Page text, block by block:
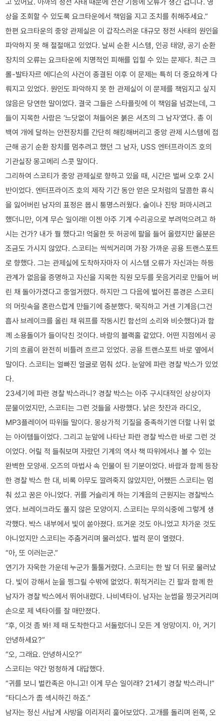
고 있어요. 아까의 정전 사태 때문에 전산 기능에 오류가 생긴 겁니다. 영
상을 조회할 수 있도록 요크타운에서 책임을 지고 조치를 취해주세요.”
한편 요크타운의 중앙 관제실은 이 갑작스러운 대규모 정전 사태의 원인을
파악하지 못 해 절절매고 있었다. 날씨 순환 시스템, 인공 태양, 공기 순환
장치의 오류는 요크타운에 치명적인 피해를 입힐 수 있는 문제다. 최근 크
롤-발타자르 에디슨의 사건이 종결된 이후 이 문제는 특히 더 중요하게 다
뤄지고 있었다. 원인도 파악하지 못 한 관제실이 이 문제를 책임지고 싶지
않음은 당연한 말이었다. 결국 그들은 스타플릿에 이 책임을 넘겼는데, 그
들이 지목한 사람은 ‘느닷없이 쳐들어온 붉은 셔츠의 그 남자’였다. 총 이
백여 개에 달하는 안전장치를 간단히 해킹해버리고 중앙 관제 시스템에 접
근해 공기 순환 장치를 멈추려고 했던 그 남자, USS 엔터프라이즈 호의
기관실장 몽고메리 스콧 말이다.
그리하여 스코티가 중앙 관제실로 향하고 있을 때, 시간은 벌써 오후 2시
반이었다. 엔터프라이즈 호의 제작 기간 동안 얻은 모처럼의 달콤한 휴식
을 잃어버린 남자의 표정은 몹시 퉁명스러웠다. 술이나 진탕 퍼마시려고
했더니만, 이게 무슨 일이래! 이젠 아주 기계 수리공으로 부려먹으려고 하
시는 건가? 내가 뭘 했다고! 억울한 듯 허공에 팔을 들어 올렸지만 울분은
조금도 가시지 않았다. 스코티는 씩씩거리며 가장 가까운 공용 트랜스포트
로 향했다. 그는 관제실에 도착하자마자 이 시스템 오류가 자신과는 하등
관계가 없음을 증명하고 자신을 지목한 직원 모두를 웃음거리로 만들어 버
린 채 돌아가겠다고 중얼거렸다. 하지만 그 다음에 벌어진 풍경은 스코티
의 머릿속을 혼란스럽게 만들기에 충분했다. 묵직하고 거센 기계음(그건
흡사 브레이크를 올린 채 워프를 작동시킨 함선의 소리와 비슷했다)과 함
께 소용돌이가 들이닥친 것이다. 바람의 블랙홀 같았다. 어떤 지점에서 공
기의 흐름이 완전히 비틀려 흐르고 있었다. 공용 트랜스포트 바로 옆에서
말이다. 스코티는 얼빠진 얼굴로 멈춰 섰다. 눈앞에 파란 경찰 박스가 있었
다.
23세기에 파란 경찰 박스라니? 경찰 박스는 아주 구시대적인 상상이자
문물이었지만, 스코티는 그런 것들을 사랑했다. 낡은 찻잔과 라디오,
MP3플레이어 따위들 말이다. 몽상가적 기질을 충족하기엔 더할 나위 없
는 아이템들이었다. 그리고 눈앞에 나타난 파란 경찰 박스란 바로 그런 것
이었다. 어릴 적 들춰보며 자랐던 기계의 역사 책 따위에서나 볼 수 있는
완벽한 모양새. 오즈의 마법사 속 인물이 된 기분이었다. 바람과 함께 등장
한 경찰 박스 한 대, 비록 아무도 깔려죽지 않았지만, 어쨌든 스코티는 멈
춰 섰고 꿈은 아니었다. 귀를 거슬리게 하는 기계음의 근원지는 경찰박스
였다. 브레이크라도 풀지 않은 모양이지. 스코티는 무의식중에 그렇게 생
각했다. 박스 내부에서 빛이 쏟아졌다. 뜨거운 것도 아니었고 차가운 것도
아니었지만 스코티는 주춤거리며 물러섰다. 벌컥 문이 열렸다.
“아, 또 이러는군.”
연기가 자욱한 가운데 누군가 툴툴거렸다. 스코티는 한 발 더 뒤로 물러났
다. 빛이 강해서 눈을 찡그릴 수밖에 없었다. 휘적거리는 긴 팔과 함께 한
남자가 경찰 박스에서 뛰어내렸다. 나비넥타이. 남자는 눈썹을 찡긋거리며
손으로 제 넥타이를 잘 매만졌다.
“후, 이것 좀 봐! 제 때 도착한다고 서둘렀더니 모든 게 엉망이지. 아, 거기
안녕하세요?”
“오, 그래요. 안녕하시오?”
스코티는 약간 멍청하게 대답했다.
“귀를 보니 벌칸족은 아니고! 이게 무슨 일이래? 21세기 경찰 박스라니!”
“타디스가 좀 섹시하긴 하죠.”
남자는 정신 사납게 사방을 이리저리 훑어보았다. 고개를 돌리며 왼쪽, 오